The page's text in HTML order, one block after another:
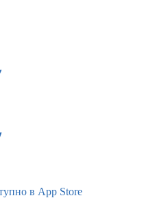
в App Store